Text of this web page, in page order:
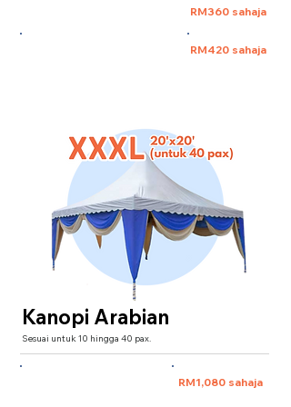
RM360 sahaja
RM420 sahaja
Kanopi Arabian
Sesuai untuk 10 hingga 40 pax.
RM1,080 sahaja